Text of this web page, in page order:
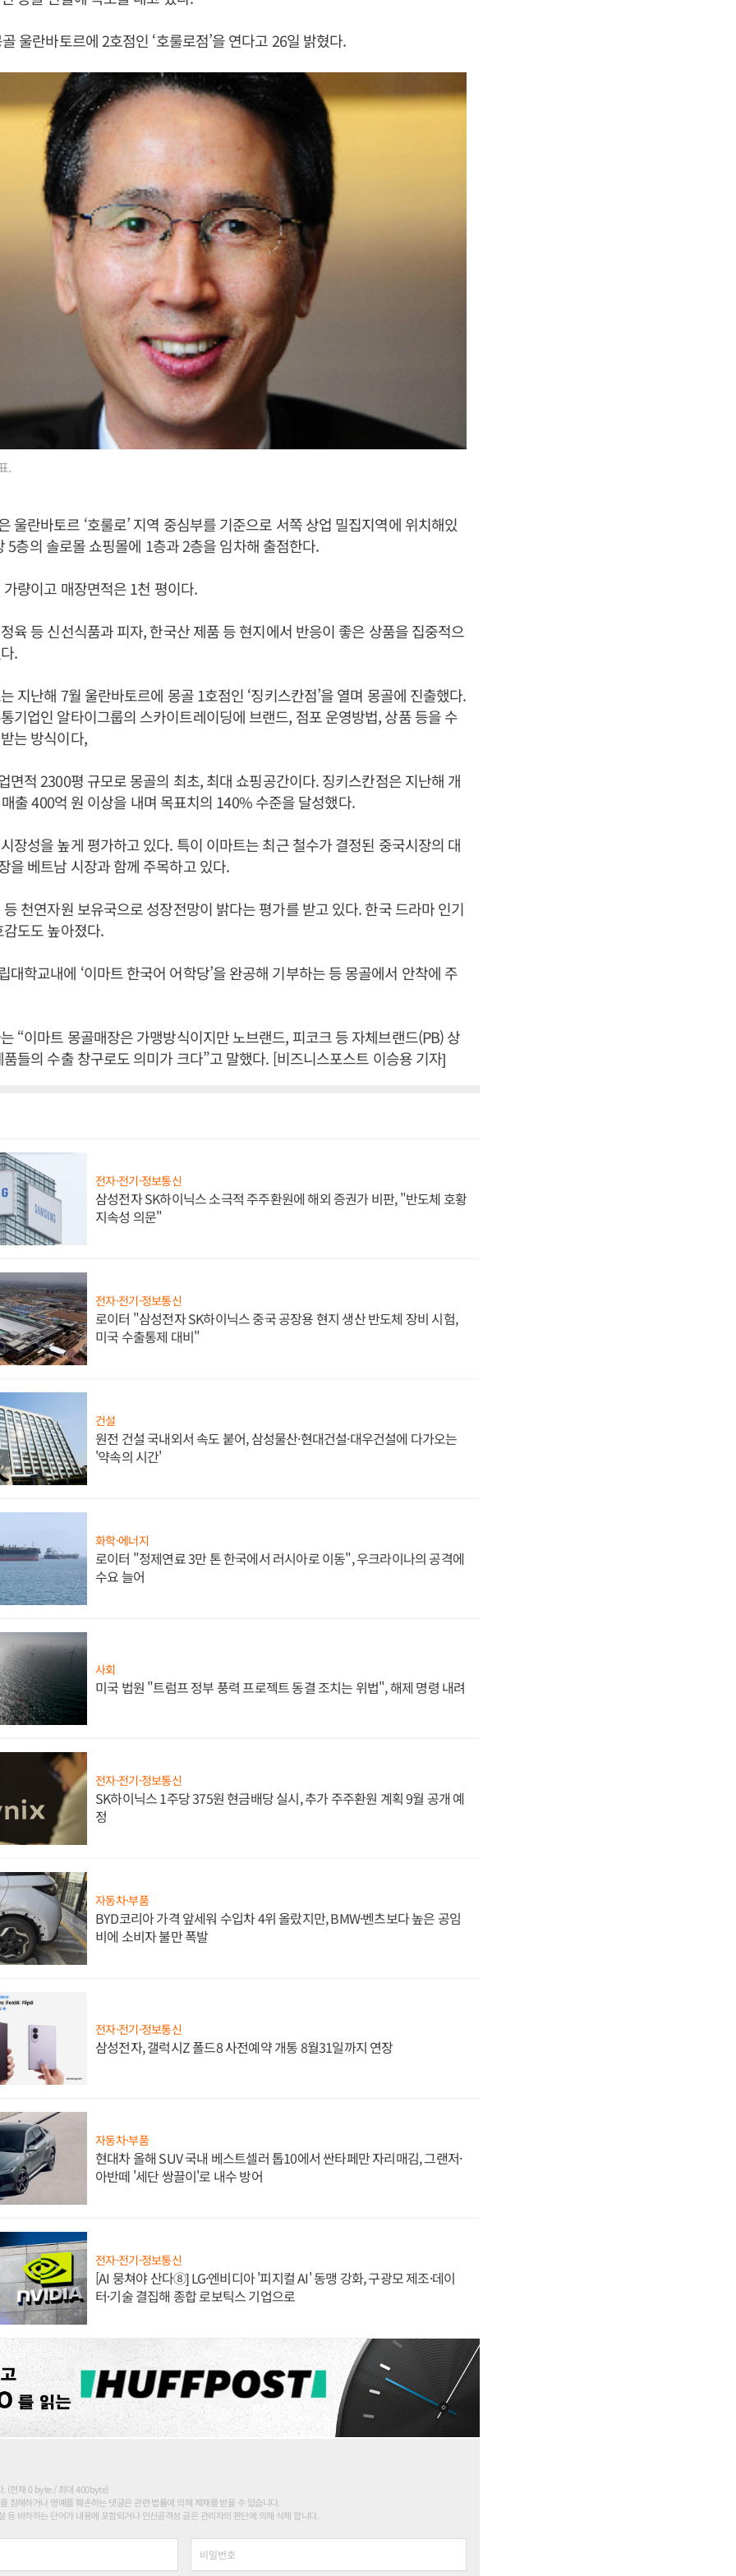
울란바토르에 2호점인 ‘호룰로점’을 연다고 26일 밝혔다.
.
울란바토르 ‘호룰로’ 지역 중심부를 기준으로 서쪽 상업 밀집지역에 위치해있
5층의 솔로몰 쇼핑몰에 1층과 2층을 임차해 출점한다.
량이고 매장면적은 1천 평이다.
육 등 신선식품과 피자, 한국산 제품 등 현지에서 반응이 좋은 상품을 집중적으
.
지난해 7월 울란바토르에 몽골 1호점인 ‘징키스칸점’을 열며 몽골에 진출했다.
기업인 알타이그룹의 스카이트레이딩에 브랜드, 점포 운영방법, 상품 등을 수
는 방식이다,
면적 2300평 규모로 몽골의 최초, 최대 쇼핑공간이다. 징키스칸점은 지난해 개
출 400억 원 이상을 내며 목표치의 140% 수준을 달성했다.
장성을 높게 평가하고 있다. 특이 이마트는 최근 철수가 결정된 중국시장의 대
을 베트남 시장과 함께 주목하고 있다.
천연자원 보유국으로 성장전망이 밝다는 평가를 받고 있다. 한국 드라마 인기
도도 높아졌다.
대학교내에 ‘이마트 한국어 어학당’을 완공해 기부하는 등 몽골에서 안착에 주
“이마트 몽골매장은 가맹방식이지만 노브랜드, 피코크 등 자체브랜드(PB) 상
들의 수출 창구로도 의미가 크다”고 말했다. [비즈니스포스트 이승용 기자]
전자·전기·정보통신
삼성전자 SK하이닉스 소극적 주주환원에 해외 증권가 비판, "반도체 호황
지속성 의문"
전자·전기·정보통신
로이터 "삼성전자 SK하이닉스 중국 공장용 현지 생산 반도체 장비 시험,
미국 수출통제 대비"
건설
원전 건설 국내외서 속도 붙어, 삼성물산·현대건설·대우건설에 다가오는
'약속의 시간'
화학·에너지
로이터 "정제연료 3만 톤 한국에서 러시아로 이동", 우크라이나의 공격에
수요 늘어
사회
미국 법원 "트럼프 정부 풍력 프로젝트 동결 조치는 위법", 해제 명령 내려
전자·전기·정보통신
SK하이닉스 1주당 375원 현금배당 실시, 추가 주주환원 계획 9월 공개 예
정
자동차·부품
BYD코리아 가격 앞세워 수입차 4위 올랐지만, BMW·벤츠보다 높은 공임
비에 소비자 불만 폭발
전자·전기·정보통신
삼성전자, 갤럭시Z 폴드8 사전예약 개통 8월31일까지 연장
자동차·부품
현대차 올해 SUV 국내 베스트셀러 톱10에서 싼타페만 자리매김, 그랜저·
아반떼 '세단 쌍끌이'로 내수 방어
전자·전기·정보통신
[AI 뭉쳐야 산다⑧] LG·엔비디아 '피지컬 AI' 동맹 강화, 구광모 제조·데이
터·기술 결집해 종합 로보틱스 기업으로
. (현재 0 byte / 최대 400byte)
침해하거나 명예를 훼손하는 댓글은 관련 법률에 의해 제재를 받을 수 있습니다.
등 비하하는 단어가 내용에 포함되거나 인신공격성 글은 관리자의 판단에 의해 삭제 합니다.